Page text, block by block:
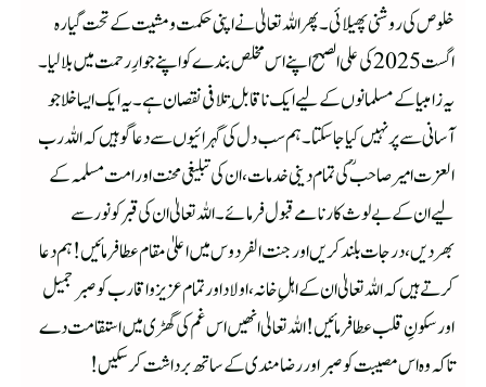
خلوص کی روشنی پھیلائی۔ پھر اللہ تعالیٰ نے اپنی حکمت و مشیت کے تحت گیارہ
اگست 2025 کی علی الصبح اپنے اس مخلص بندے کو اپنے جوارِ رحمت میں بلا لیا۔
یہ زامبیا کے مسلمانوں کے لیے ایک ناقابلِ تلافی نقصان ہے۔ یہ ایک ایسا خلا جو
آسانی سے پر نہیں کیا جا سکتا۔ ہم سب دل کی گہرائیوں سے دعا گو ہیں کہ اللہ رب
العزت امیر صاحبؒ کی تمام دینی خدمات، ان کی تبلیغی محنت اور امت مسلمہ کے
لیے ان کے بے لوث کارنامے قبول فرمائے۔ اللہ تعالیٰ ان کی قبر کو نور سے
بھردیں، درجات بلند کریں اور جنت الفردوس میں اعلیٰ مقام عطا فرمائیں! ہم دعا
کرتے ہیں کہ اللہ تعالیٰ ان کے اہلِ خانہ، اولاد اور تمام عزیز و اقارب کو صبر جمیل
اور سکونِ قلب عطا فرمائیں! اللہ تعالیٰ انھیں اس غم کی گھڑی میں استقامت دے
تاکہ وہ اس مصیبت کو صبر اور رضا مندی کے ساتھ برداشت کر سکیں!